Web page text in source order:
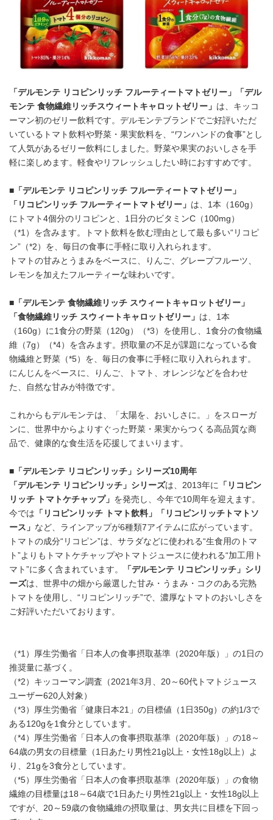
「デルモンテ リコピンリッチ フルーティートマトゼリー」「デル
モンテ 食物繊維リッチスウィートキャロットゼリー」 は、キッコ
ーマン初のゼリー飲料です。デルモンテブランドでご好評いただ
いているトマト飲料や野菜・果実飲料を、“ワンハンドの食事”とし
て人気があるゼリー飲料にしました。野菜や果実のおいしさを手
軽に楽しめます。軽食やリフレッシュしたい時におすすめです。
■「デルモンテ リコピンリッチ フルーティートマトゼリー」
「リコピンリッチ フルーティートマトゼリー」 は、1本（160g）
にトマト4個分のリコピンと、1日分のビタミンC（100mg）
（*1）を含みます。トマト飲料を飲む理由として最も多い“リコピ
ン”（*2）を、毎日の食事に手軽に取り入れられます。
トマトの甘みとうまみをベースに、りんご、グレープフルーツ、
レモンを加えたフルーティーな味わいです。
■「デルモンテ 食物繊維リッチ スウィートキャロットゼリー」
「食物繊維リッチ スウィートキャロットゼリー」 は、1本
（160g）に1食分の野菜（120g）（*3）を使用し、1食分の食物繊
維（7g）（*4）を含みます。摂取量の不足が課題になっている食
物繊維と野菜（*5）を、毎日の食事に手軽に取り入れられます。
にんじんをベースに、りんご、トマト、オレンジなどを合わせ
た、自然な甘みが特徴です。
これからもデルモンテは、「太陽を、おいしさに。」をスローガ
ンに、世界中からよりすぐった野菜・果実からつくる高品質な商
品で、健康的な食生活を応援してまいります。
■「デルモンテ リコピンリッチ」シリーズ10周年
「デルモンテ リコピンリッチ」シリーズは、2013年に 「リコピン
リッチ トマトケチャップ」 を発売し、今年で10周年を迎えます。
今では 「リコピンリッチ トマト飲料」「リコピンリッチトマトソ
ース」 など、ラインアップが6種類7アイテムに広がっています。
トマトの成分“リコピン”は、サラダなどに使われる“生食用のトマ
ト”よりもトマトケチャップやトマトジュースに使われる“加工用ト
マト”に多く含まれています。
「デルモンテ リコピンリッチ」シリ
ーズは、世界中の畑から厳選した甘み・うまみ・コクのある完熟
トマトを使用し、“リコピンリッチ”で、濃厚なトマトのおいしさを
ご好評いただいております。
（*1）厚生労働省「日本人の食事摂取基準（2020年版）」の1日の
推奨量に基づく。
（*2）キッコーマン調査（2021年3月、20～60代トマトジュース
ユーザー620人対象）
（*3）厚生労働省「健康日本21」の目標値（1日350g）の約1/3で
ある120gを1食分としています。
（*4）厚生労働省「日本人の食事摂取基準（2020年版）」の18～
64歳の男女の目標量（1日あたり男性21g以上・女性18g以上）よ
り、21gを3食分としています。
（*5）厚生労働省「日本人の食事摂取基準（2020年版）」の食物
繊維の目標量は18～64歳で1日あたり男性21g以上・女性18g以上
ですが、20～59歳の食物繊維の摂取量は、男女共に目標を下回っ